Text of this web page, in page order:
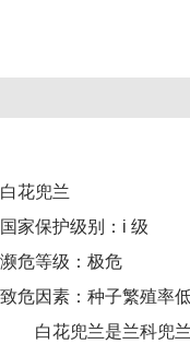
白花兜兰
国家保护级别：i 级
濒危等级：极危
致危因素：种子繁殖率
白花兜兰是兰科兜